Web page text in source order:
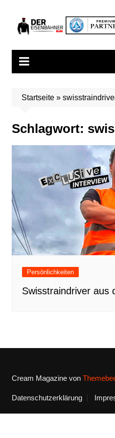
springen
Startseite»
Schlagwort:
Persönlichkeiten
Swisstraindriver aus
Cream Magazine von
Datenschutzerklärung